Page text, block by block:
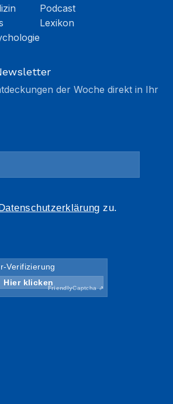
Podcast
Lexikon
der Woche direkt in Ihr